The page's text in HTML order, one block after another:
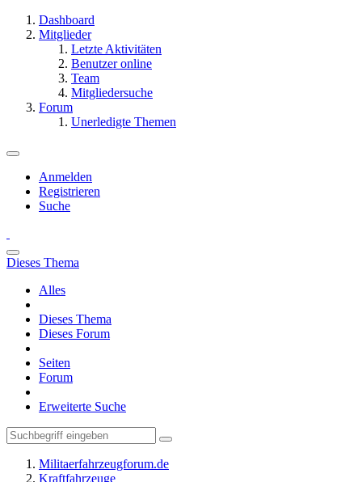
Dashboard
Mitglieder
Letzte Aktivitäten
Benutzer online
Team
Mitgliedersuche
Forum
Unerledigte Themen
Anmelden
Registrieren
Suche
Dieses Thema
Alles
Dieses Thema
Dieses Forum
Seiten
Forum
Erweiterte Suche
Militaerfahrzeugforum.de
Kraftfahrzeuge